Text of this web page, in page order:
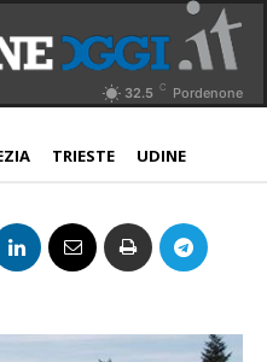
32.5 C Pordenone
TRIESTE UDINE
“progetto